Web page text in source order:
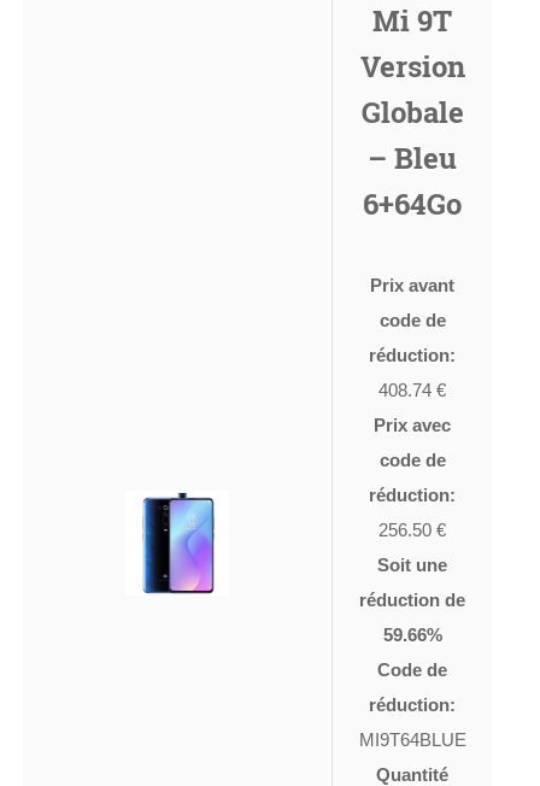
Mi 9T
Version
Globale
– Bleu
6+64Go
Prix avant
code de
réduction:
408.74 €
Prix avec
code de
réduction:
256.50 €
Soit une
réduction de
59.66%
Code de
réduction:
MI9T64BLUE
Quantité